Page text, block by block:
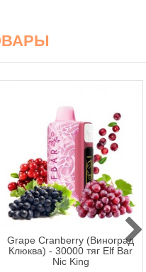
Grape Cranberry (Виноград
Клюква) - 30000 тяг Elf Bar
Nic King